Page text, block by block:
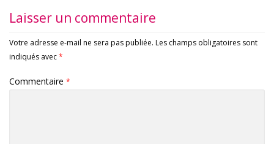
Laisser un commentaire
Votre adresse e-mail ne sera pas publiée. Les champs obligatoires sont
indiqués avec*
Commentaire *